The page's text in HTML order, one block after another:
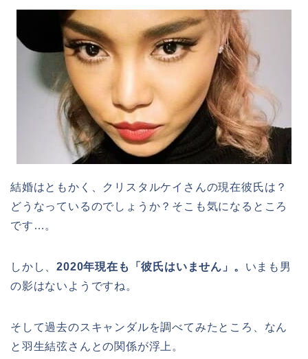
結婚はともかく、クリスタルケイさんの現在彼氏は？
どうなっているのでしょうか？そこも気になるところ
です…。
しかし、2020年現在も「彼氏はいません」。 いまも男
の影はないようですね。
そして過去のスキャンダルを調べてみたところ、なん
と羽生結弦さんとの関係が浮上。